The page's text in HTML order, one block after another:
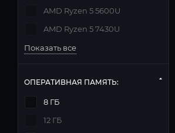
AMD Ryzen 5 5600U
AMD Ryzen 5 7430U
Показать все
ОПЕРАТИВНАЯ ПАМЯТЬ:
8 ГБ
12 ГБ